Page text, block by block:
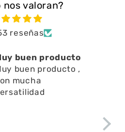
nos valoran?
reseñas
,
apenas
a la